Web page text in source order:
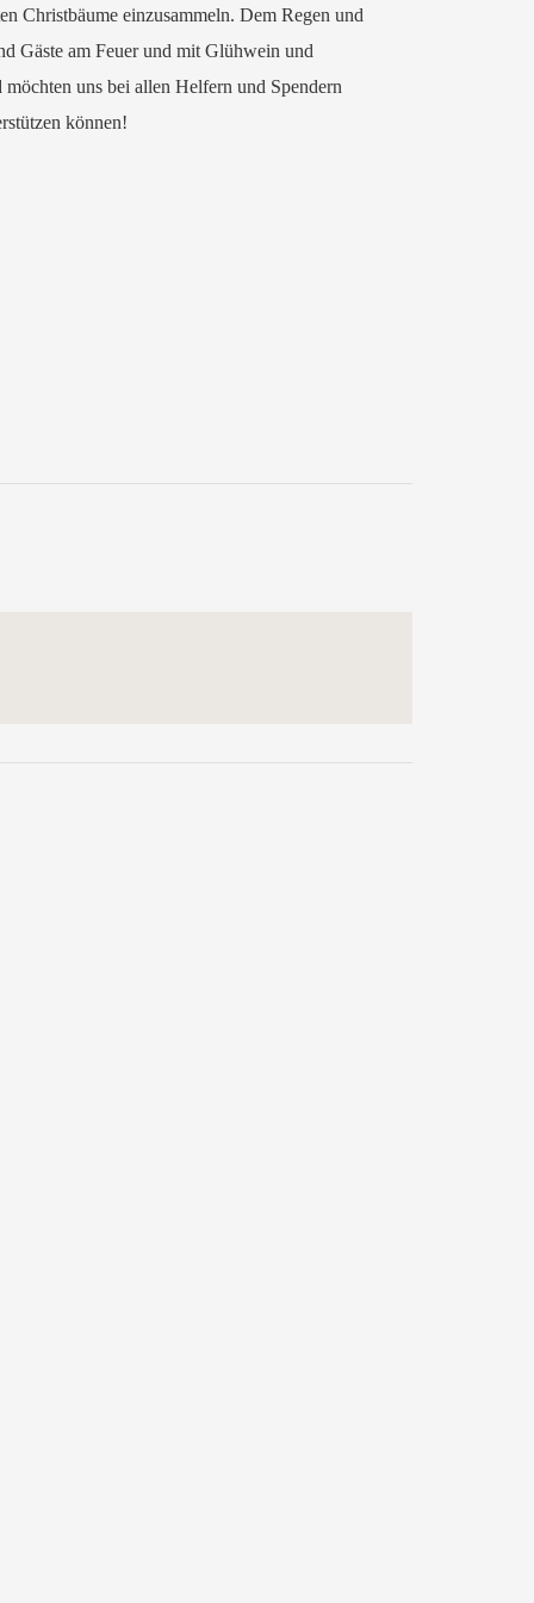
Christbäume einzusammeln. Dem Regen und
Gäste am Feuer und mit Glühwein und
uns bei allen Helfern und Spendern
können!